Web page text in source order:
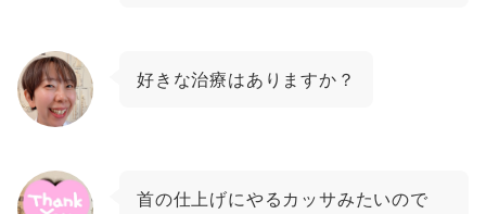
好きな治療はありますか？
首の仕上げにやるカッサみたいので